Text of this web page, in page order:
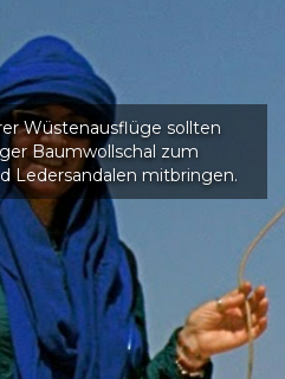
Wüstenausflüge sollten
Baumwollschal zum
Ledersandalen mitbringen.